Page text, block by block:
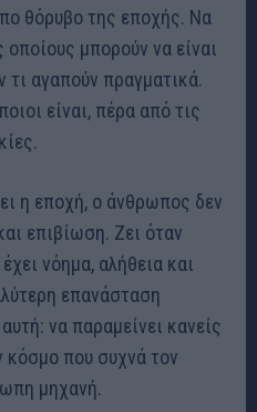
θόρυβο της εποχής. Να
μπορούν να είναι
τι αγαπούν πραγματικά.
είναι, πέρα από τις
η εποχή, ο άνθρωπος δεν
επιβίωση. Ζει όταν
νόημα, αλήθεια και
επανάσταση
να παραμείνει κανείς
κόσμο που συχνά τον
μηχανή.